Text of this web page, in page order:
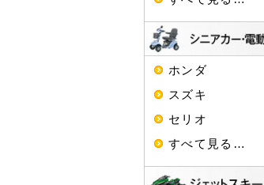
ホンダ
スズキ
セリオ
すべて見る…